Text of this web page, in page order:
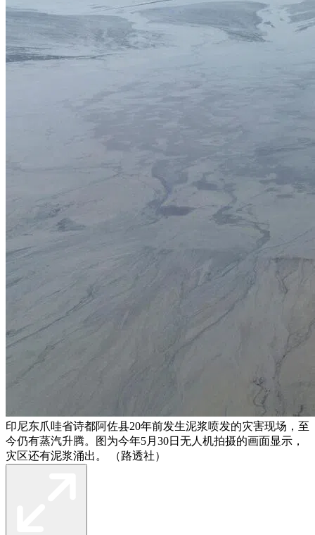
印尼东爪哇省诗都阿佐县20年前发生泥浆喷发的灾害现场，至
今仍有蒸汽升腾。图为今年5月30日无人机拍摄的画面显示，
灾区还有泥浆涌出。 （路透社）